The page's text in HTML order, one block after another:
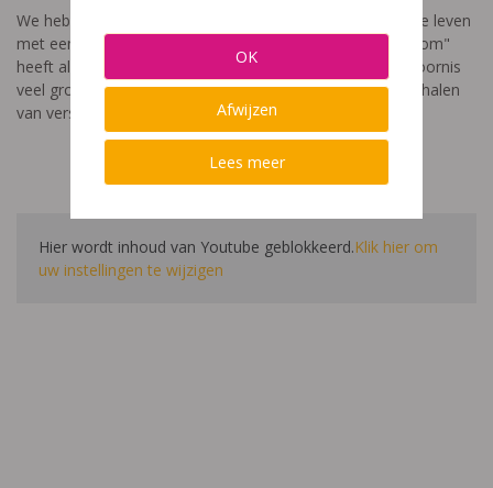
We hebben een video gemaakt die toont hoe het is om te leven
met een leerstoornis. De film met als titel: "Ik heet niet dom"
heeft als doel aan te tonen dat de impact van een leerstoornis
veel groter is dan enkel wat je ziet in de klas. Je hoort verhalen
van verschillende leerlingen en ouders.
Hier wordt inhoud van Youtube geblokkeerd.Klik hier om
uw instellingen te wijzigen
OK
Afwijzen
Lees meer